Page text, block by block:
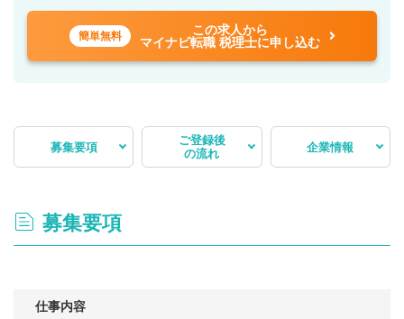
簡単無料
この求人から
マイナビ転職 税理士に申し込む
募集要項
ご登録後
の流れ
企業情報
募集要項
仕事内容